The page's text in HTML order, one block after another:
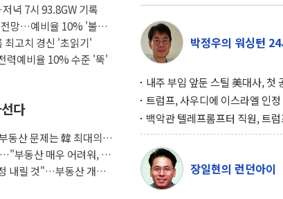
녁 7시 93.8GW 기록
전망…예비율 10% '불안
고치 경신 '초읽기'
력예비율 10% 수준 '뚝'
다
산 문제는 韓 최대의
부동산 매우 어려워, 최
내릴 것"…부동산 개혁
박정우의 워싱턴
내주 부임 앞둔 스틸 美대사, 첫
행사서 "한미동맹 강화 최우선
트럼프, 사우디에 이스라엘 인
구…원자력 협정 서명 하루 만
위기
백악관 텔레프롬프터 직원, 트
설 미리 보고 베팅 시장서 10만
겨
장일현의 런던아이